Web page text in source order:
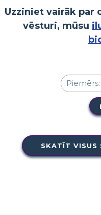
Uzziniet vairāk
vēsturi, mūsu
SKATĪT VISUS